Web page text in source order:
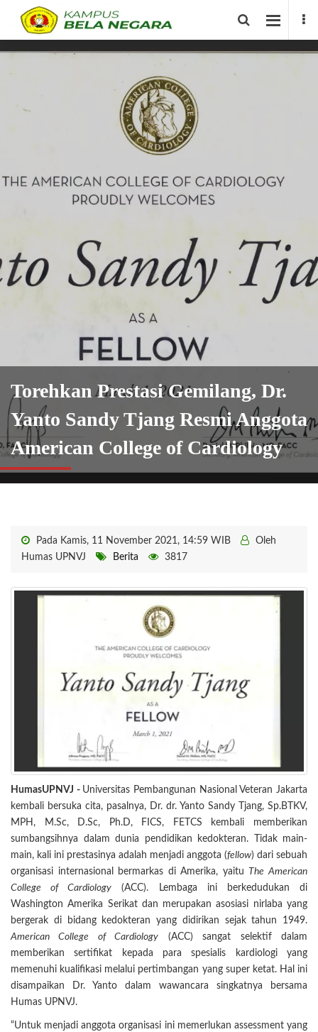
Torehkan Prestasi Gemilang, Dr.
Yanto Sandy Tjang Resmi Anggota
American College of Cardiology
Pada Kamis, 11 November 2021, 14:59 WIB
Oleh
Humas UPNVJ
Berita 3817
HumasUPNVJ - Universitas Pembangunan Nasional Veteran Jakarta
kembali bersuka cita, pasalnya, Dr. dr. Yanto Sandy Tjang, Sp.BTKV,
MPH, M.Sc, D.Sc, Ph.D, FICS, FETCS kembali memberikan
sumbangsihnya dalam dunia pendidikan kedokteran. Tidak main-
main, kali ini prestasinya adalah menjadi anggota (fellow) dari sebuah
organisasi internasional bermarkas di Amerika, yaitu
The American
College of Cardiology (ACC). Lembaga ini berkedudukan di
Washington Amerika Serikat dan merupakan asosiasi nirlaba yang
bergerak di bidang kedokteran yang didirikan sejak tahun 1949.
American College of Cardiology (ACC) sangat selektif dalam
memberikan sertifikat kepada para spesialis kardiologi yang
memenuhi kualifikasi melalui pertimbangan yang super ketat. Hal ini
disampaikan Dr. Yanto dalam wawancara singkatnya bersama
Humas UPNVJ.
“Untuk menjadi anggota organisasi ini memerlukan assessment yang